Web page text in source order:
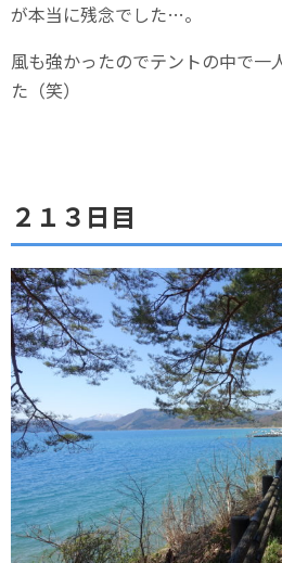
が本当に残念でした…。
風も強かったのでテントの中で一
た（笑）
２１３日目